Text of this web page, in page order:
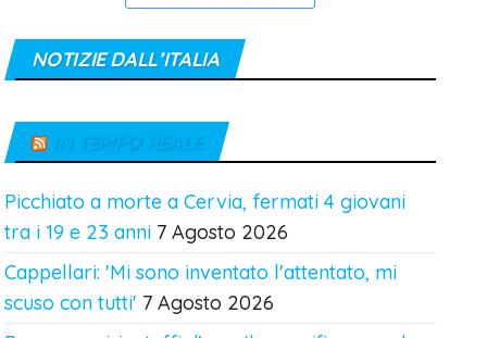
NOTIZIE DALL’ITALIA
IN TEMPO REALE
Picchiato a morte a Cervia, fermati 4 giovani
tra i 19 e 23 anni 7 Agosto 2026
Cappellari: 'Mi sono inventato l'attentato, mi
scuso con tutti' 7 Agosto 2026